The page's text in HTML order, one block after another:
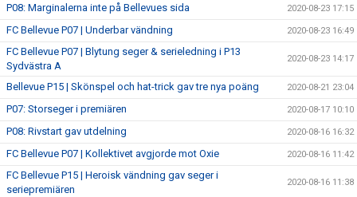
P08: Marginalerna inte på Bellevues sida 2020-08-23 17:15
FC Bellevue P07 | Underbar vändning 2020-08-23 16:49
FC Bellevue P07 | Blytung seger & serieledning i P13
Sydvästra A
2020-08-23 14:17
Bellevue P15 | Skönspel och hat-trick gav tre nya poäng 2020-08-21 23:04
P07: Storseger i premiären 2020-08-17 10:10
P08: Rivstart gav utdelning 2020-08-16 16:32
FC Bellevue P07 | Kollektivet avgjorde mot Oxie 2020-08-16 11:42
FC Bellevue P15 | Heroisk vändning gav seger i
seriepremiären
2020-08-16 11:38